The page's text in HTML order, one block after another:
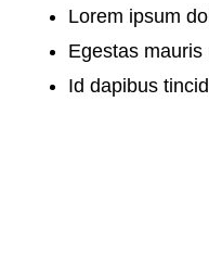
Lorem ipsum
Egestas
Id dapibus